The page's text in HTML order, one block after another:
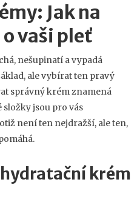
Jak na
vaši pleť
nešupinatí a vypadá
ale vybírat ten pravý
správný krém znamená
složky jsou pro vás
není ten nejdražší, ale ten,
krém